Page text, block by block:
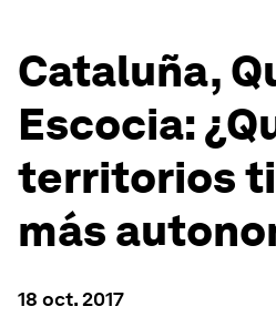
Cataluña,
Escocia:
territorios
más
18 oct. 2017